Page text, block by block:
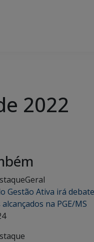
2022
Geral
Gestão Ativa irá
na PGE/MS